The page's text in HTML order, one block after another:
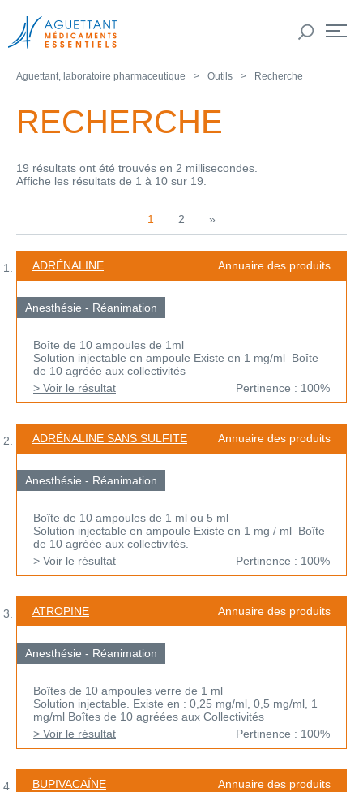
Aguettant, laboratoire pharmaceutique Outils Recherche
RECHERCHE
19 résultats ont été trouvés en 2 millisecondes.
Affiche les résultats de 1 à 10 sur 19.
1 2 »
ADRÉNALINE Annuaire des produits
Anesthésie - Réanimation
Boîte de 10 ampoules de 1ml
Solution injectable en ampoule Existe en 1 mg/ml Boîte
de 10 agréée aux collectivités
> Voir le résultat
Pertinence : 100%
ADRÉNALINE SANS SULFITE Annuaire des produits
Anesthésie - Réanimation
Boîte de 10 ampoules de 1 ml ou 5 ml
Solution injectable en ampoule Existe en 1 mg / ml Boîte
de 10 agréée aux collectivités.
> Voir le résultat
Pertinence : 100%
ATROPINE Annuaire des produits
Anesthésie - Réanimation
Boîtes de 10 ampoules verre de 1 ml
Solution injectable. Existe en : 0,25 mg/ml, 0,5 mg/ml, 1
mg/ml Boîtes de 10 agréées aux Collectivités
> Voir le résultat
Pertinence : 100%
BUPIVACAÏNE Annuaire des produits